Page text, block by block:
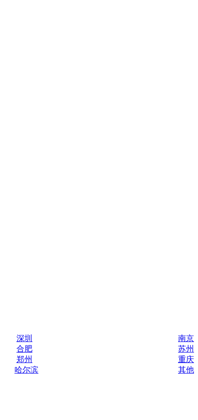
深圳
南京
合肥
苏州
郑州
重庆
哈尔滨
其他